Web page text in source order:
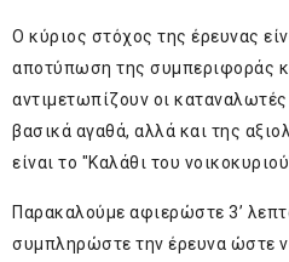
Ο κύριος στόχος της έρευνας
αποτύπωση της συμπεριφοράς
αντιμετωπίζουν οι
βασικά αγαθά, αλλά και της
είναι το "Καλάθι του
Παρακαλούμε αφιερώστε 3’
συμπληρώστε την έρευνα ώστε